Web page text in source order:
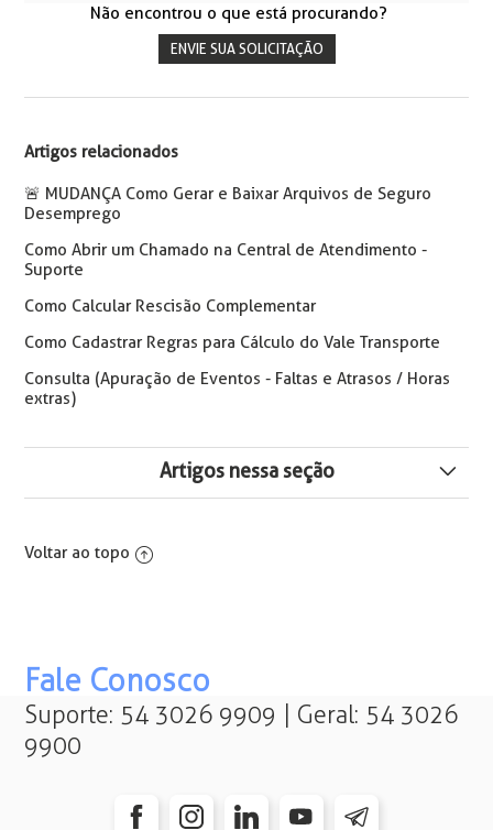
Não encontrou o que está procurando?
ENVIE SUA SOLICITAÇÃO
Artigos relacionados
🚨️ MUDANÇA Como Gerar e Baixar Arquivos de Seguro
Desemprego
Como Abrir um Chamado na Central de Atendimento -
Suporte
Como Calcular Rescisão Complementar
Como Cadastrar Regras para Cálculo do Vale Transporte
Consulta (Apuração de Eventos - Faltas e Atrasos / Horas
extras)
Artigos nessa seção
Esta pasta excede o tamanho máximo permitido (6Mb)
para carga no sistema
Voltar ao topo
Fale Conosco
Suporte: 54 3026 9909 | Geral: 54 3026
9900